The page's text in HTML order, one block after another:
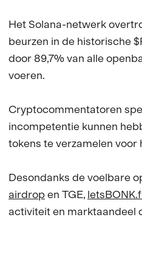
Het Solana-netwerk
beurzen in de historische
door 89,7% van alle
voeren.
Cryptocommentatoren
incompetentie kunnen
tokens te verzamelen voor
Desondanks de voelbare
airdropen TGE,
activiteit en marktaandeel